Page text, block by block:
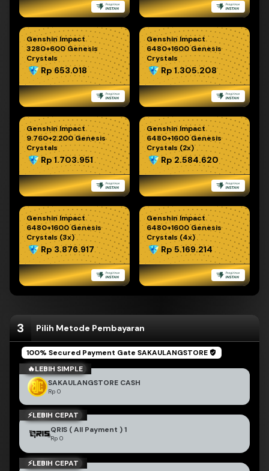
Genshin Impact
3280+600 Genesis
Crystals
Rp 653.018
Genshin Impact
6480+1600 Genesis
Crystals
Rp 1.305.208
Genshin Impact
9.760+2.200 Genesis
Crystals
Rp 1.703.951
Genshin Impact
6480+1600 Genesis
Crystals (2x)
Rp 2.584.620
Genshin Impact
6480+1600 Genesis
Crystals (3x)
Rp 3.876.917
Genshin Impact
6480+1600 Genesis
Crystals (4x)
Rp 5.169.214
3 Pilih Metode Pembayaran
100% Secured Payment Gate SAKAULANGSTORE
SAKAULANGSTORE CASH
Rp 0
BEST PRICE
🔥LEBIH SIMPLE
QRIS ( All Payment ) 1
Rp 0
⚡LEBIH CEPAT
BEST PRICE
⚡LEBIH CEPAT